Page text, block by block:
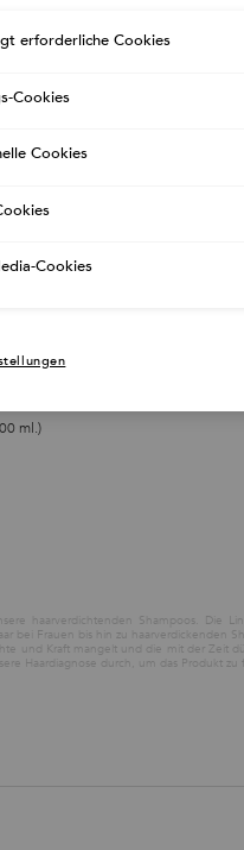
Anti-Aging-Shampoo für Haar
ein size aus
WARENKORB HINZUFÜGEN
ml.)
haarverdichtenden Shampoos.
bei Frauen bis hin zu
und Kraft mangelt und die mit der
Haardiagnose durch, um das Produkt
erforderliche Cookies
Cookies
Cookies
Cookies